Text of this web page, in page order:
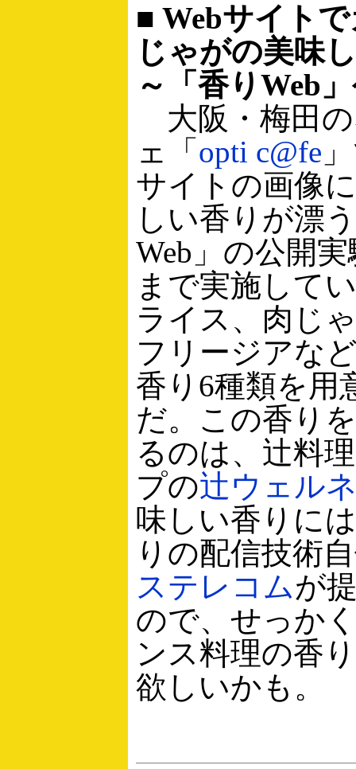
■ Webサイト
じゃがの美味
～「香りWeb
大阪・梅田
ェ「 opti c@fe
サイトの画像
しい香りが漂
Web」の公開
まで実施して
ライス、肉じ
フリージアな
香り6種類を用
だ。この香り
るのは、辻料
プの辻ウェル
味しい香りに
りの配信技術
ステレコムが
ので、せっか
ンス料理の香
欲しいかも。